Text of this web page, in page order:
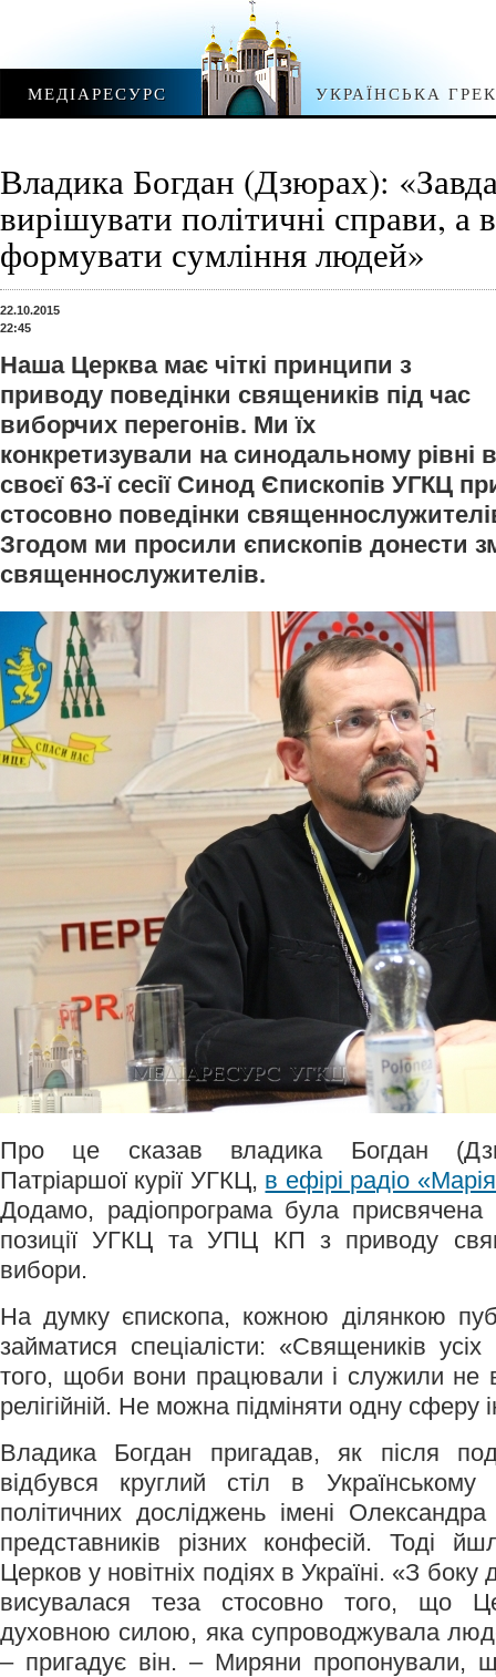
МЕДІАРЕСУРС УКРАЇНСЬКА
Владика Богдан (Дзюрах):
вирішувати політичні справи, а
формувати сумління людей»
22.10.2015
22:45
Наша Церква має чіткі принципи з
приводу поведінки священиків під час
виборчих перегонів. Ми їх
конкретизували на синодальному рівні
своєї 63-ї сесії Синод Єпископів УГКЦ
стосовно поведінки
Згодом ми просили єпископів донести
священнослужителів.
Про це сказав владика Богдан
Патріаршої курії УГКЦ, в ефірі радіо
Додамо, радіопрограма була присвячена
позиції УГКЦ та УПЦ КП з приводу
вибори.
На думку єпископа, кожною ділянкою
займатися спеціалісти: «Священиків
того, щоби вони працювали і служили не
релігійній. Не можна підміняти одну сферу
Владика Богдан пригадав, як після
відбувся круглий стіл в Українському
політичних досліджень імені
представників різних конфесій. Тоді
Церков у новітніх подіях в Україні. «З
висувалася теза стосовно того, що
духовною силою, яка супроводжувала
– пригадує він. – Миряни пропонували,